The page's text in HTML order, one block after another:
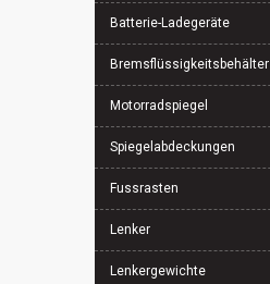
Batterie-Ladegeräte
Bremsflüssigkeitsbehälter
Motorradspiegel
Spiegelabdeckungen
Fussrasten
Lenker
Lenkergewichte